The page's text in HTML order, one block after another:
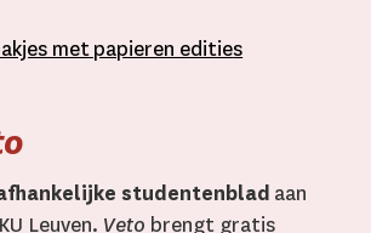
metpapieren edities
studentenblad aan
Leuven. Veto brengt gratis